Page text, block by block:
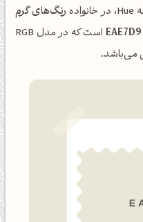
رنگ‌های گرم
EAE7D9
است که در مدل RGB